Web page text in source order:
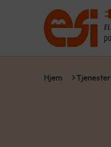
Hjem Tjenester